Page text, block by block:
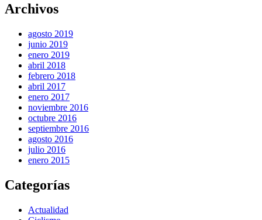
Archivos
agosto 2019
junio 2019
enero 2019
abril 2018
febrero 2018
abril 2017
enero 2017
noviembre 2016
octubre 2016
septiembre 2016
agosto 2016
julio 2016
enero 2015
Categorías
Actualidad